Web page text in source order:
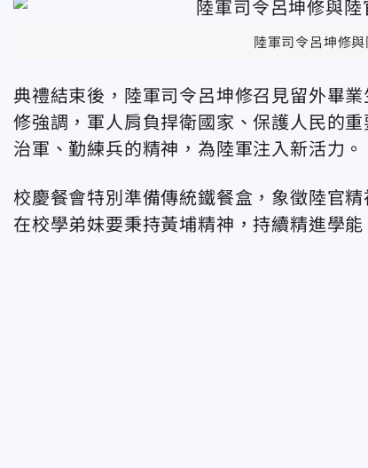
陸軍司令呂坤修
典禮結束後，陸軍司令呂坤修召見留外畢
修強調，軍人肩負捍衛國家、保護人民的
治軍、勤練兵的精神，為陸軍注入新活力。
校慶餐會特別準備傳統鐵餐盒，象徵陸官
在校學弟妹要秉持黃埔精神，持續精進學